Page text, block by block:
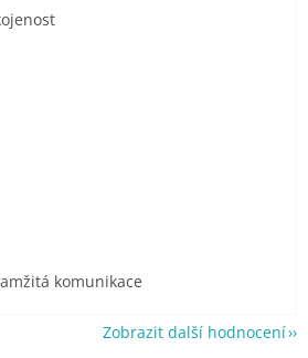
obchodu je 5 z 5 hvězdiček.
obchodu je 5 z 5 hvězdiček.
komunikace
Zobrazit další hodnocení